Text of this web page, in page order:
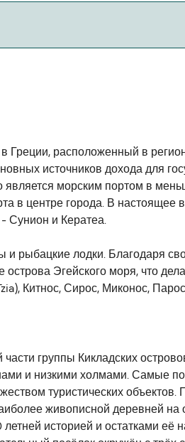
Греции, расположенный в
источников дохода для
морским портом в
в центре города. В
Сунион и Кератеа.
и рыбацкие лодки. Благодаря
Эгейского моря, что
Китнос, Сирос, Миконос,
группы Кикладских
и низкими холмами. Самые
туристических
живописной деревней
историей и остатками её